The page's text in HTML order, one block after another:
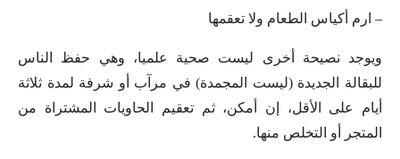
– ارم أكياس الطعام ولا تعقمها
ويوجد نصيحة أخرى ليست صحية علميا، وهي حفظ الناس
للبقالة الجديدة (ليست المجمدة) في مرآب أو شرفة لمدة ثلاثة
أيام على الأقل، إن أمكن، ثم تعقيم الحاويات المشتراة من
المتجر أو التخلص منها.